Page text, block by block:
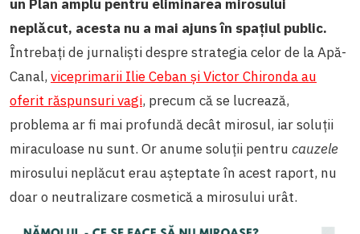
un Plan amplu pentru eliminarea mirosului
neplăcut, acesta nu a mai ajuns în spațiul public.
Întrebați de jurnaliști despre strategia celor de la Apă-
Canal, viceprimarii Ilie Ceban și Victor Chironda au
oferit răspunsuri vagi, precum că se lucrează,
problema ar fi mai profundă decât mirosul, iar soluții
miraculoase nu sunt. Or anume soluții pentru cauzele
mirosului neplăcut erau așteptate în acest raport, nu
doar o neutralizare cosmetică a mirosului urât.